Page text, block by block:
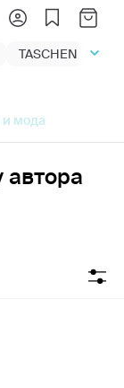
TASCHEN
и мода
автора